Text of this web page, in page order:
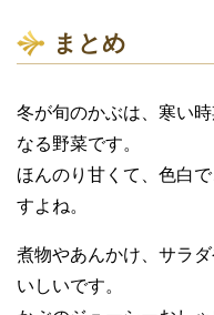
まとめ
冬が旬のかぶは、寒い
なる野菜です。
ほんのり甘くて、色白
すよね。
煮物やあんかけ、サラ
いしいです。